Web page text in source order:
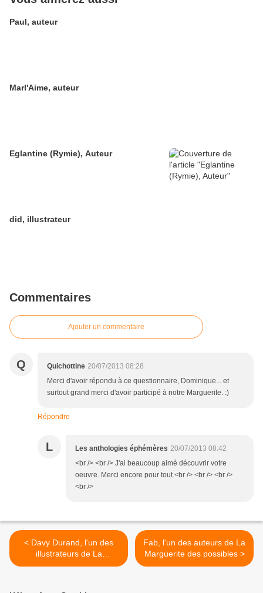
Paul, auteur
Marl'Aime, auteur
Eglantine (Rymie), Auteur
did, illustrateur
Commentaires
Ajouter un commentaire
Q Quichottine 20/07/2013 08:28
Merci d'avoir répondu à ce questionnaire, Dominique... et
surtout grand merci d'avoir participé à notre Marguerite. :)
Répondre
L Les anthologies éphémères 20/07/2013 08:42
<br /> <br /> J'ai beaucoup aimé découvrir votre
oeuvre. Merci encore pour tout.<br /> <br /> <br />
<br />
< Davy Durand, l'un des
illustrateurs de La
Marguerite des possibles
Fab, l'un des auteurs de La
Marguerite des possibles >